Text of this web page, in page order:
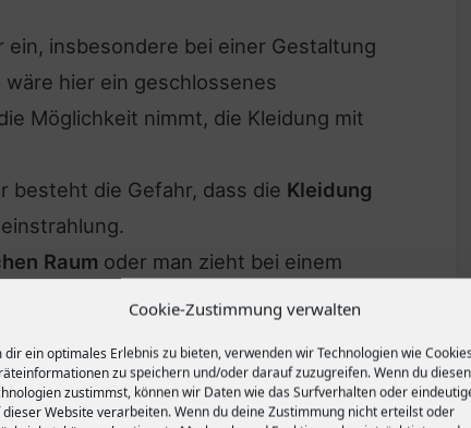
Cookie-Zustimmung verwalten
dir ein optimales Erlebnis zu bieten, verwenden wir Technologien wie
zu speichern und/oder darauf zuzugreifen. Wenn du diesen
zustimmst, können wir Daten wie das Surfverhalten oder
dieser Website verarbeiten. Wenn du deine Zustimmung nicht erteilst oder
ein, insbesondere bei einer Gestaltung
hier ein geschlossenes
Möglichkeit nimmt, die Kleidung mit
besteht die Gefahr, dass die Kleidung
Raum oder man zieht bei einem
ein.
Ankleide zu beachten?